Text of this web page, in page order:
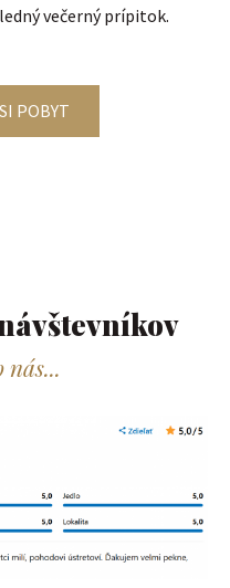
večerný prípitok.
POBYT
nás...